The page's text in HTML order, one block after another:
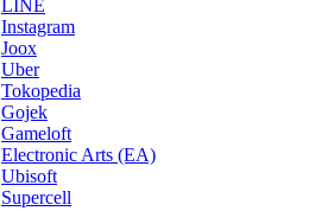
LINE
Instagram
Joox
Uber
Tokopedia
Gojek
Gameloft
Electronic Arts (EA)
Ubisoft
Supercell